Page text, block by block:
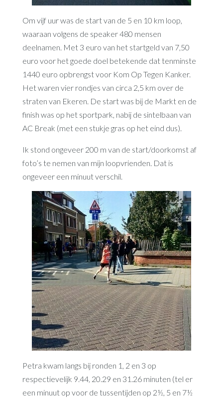
Om vijf uur was de start van de 5 en 10 km loop,
waaraan volgens de speaker 480 mensen
deelnamen. Met 3 euro van het startgeld van 7,50
euro voor het goede doel betekende dat tenminste
1440 euro opbrengst voor Kom Op Tegen Kanker.
Het waren vier rondjes van circa 2,5 km over de
straten van Ekeren. De start was bij de Markt en de
finish was op het sportpark, nabij de sintelbaan van
AC Break (met een stukje gras op het eind dus).
Ik stond ongeveer 200 m van de start/doorkomst af
foto’s te nemen van mijn loopvrienden. Dat is
ongeveer een minuut verschil.
Petra kwam langs bij ronden 1, 2 en 3 op
respectievelijk 9.44, 20.29 en 31.26 minuten (tel er
een minuut op voor de tussentijden op 2½, 5 en 7½